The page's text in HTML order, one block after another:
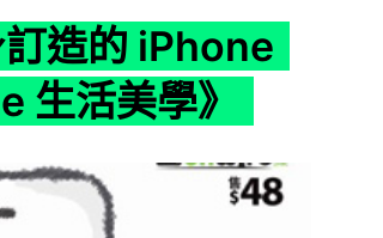
造的 iPhone
生活美學》